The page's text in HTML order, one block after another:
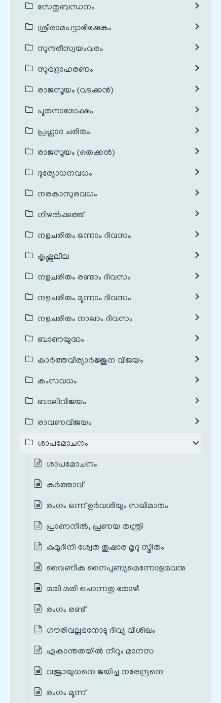
സേതുബന്ധനം
ശ്രീരാമപട്ടാഭിഷേകം
സുന്ദരീസ്വയംവരം
സുഭദ്രാഹരണം
രാജസൂയം (വടക്കൻ)
പൂതനാമോക്ഷം
പ്രഹ്ലാദ ചരിതം
രാജസൂയം (തെക്കൻ)
ദുര്യോധനവധം
നരകാസുരവധം
നിഴൽക്കുത്ത്
നളചരിതം ഒന്നാം ദിവസം
കൃഷ്ണലീല
നളചരിതം രണ്ടാം ദിവസം
നളചരിതം മൂന്നാം ദിവസം
നളചരിതം നാലാം ദിവസം
ബാണയുദ്ധം
കാർത്തവീര്യാർജ്ജുന വിജയം
കംസവധം
ബാലിവിജയം
രാവണവിജയം
ശാപമോചനം
ശാപമോചനം
കർത്താവ്
രംഗം ഒന്ന് ഉർവശിയും സഖിമാരും
പ്രാണനിൽ, പ്രണയ തന്ത്രി
കുമുദിനി ശ്വേത തുഷാര മൃദു സ്മിതം
വൈണിക നൈപുണ്യമെന്നോളമവനു
മതി മതി ചൊന്നതു തോഴീ
രംഗം രണ്ട്
ഗൗരീവല്ലഭനോടു ദിവ്യ വിശിഖം
ഏകാന്തതയിൽ നീറും മാനസ
വജ്രായുധനെ ജയിച്ച നരേന്ദ്രനെ
രംഗം മൂന്ന്